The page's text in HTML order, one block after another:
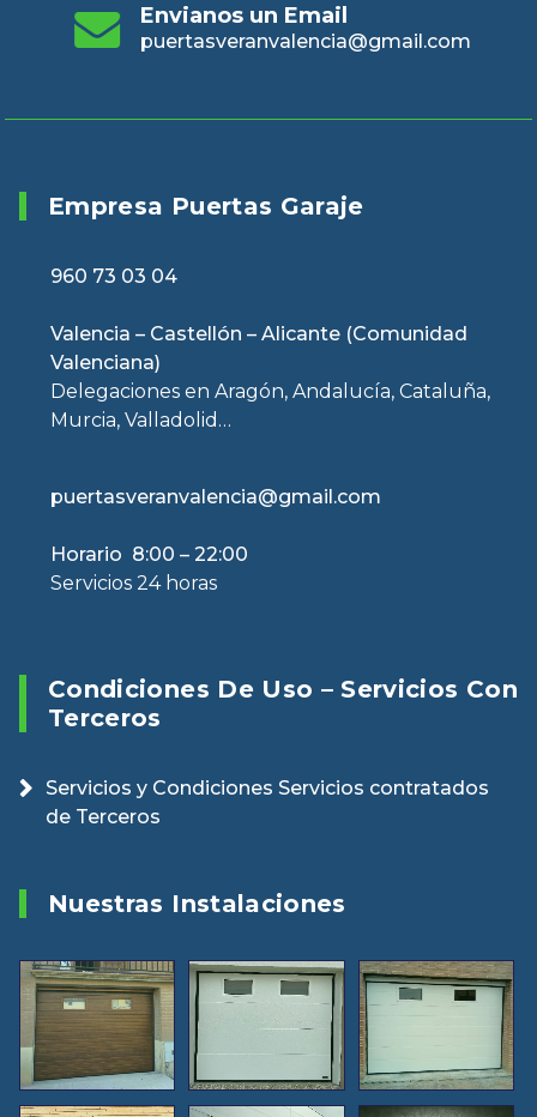
Envianos un Email
puertasveranvalencia@gmail.com
Empresa Puertas Garaje
960 73 03 04
Valencia – Castellón – Alicante (Comunidad
Valenciana)
Delegaciones en Aragón, Andalucía, Cataluña,
Murcia, Valladolid…
puertasveranvalencia@gmail.com
Horario 8:00 – 22:00
Servicios 24 horas
Condiciones De Uso – Servicios Con
Terceros
Servicios y Condiciones Servicios contratados
de Terceros
Nuestras Instalaciones